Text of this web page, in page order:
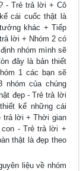
- Trẻ trả lời + Cô
cái cuốc thật là
khác + Tiếp
lời + Nhóm 2 có
nhóm mình sẽ
đây là bản thiết
1 các bạn sẽ
nhóm của chúng
đẹp - Trẻ trả lời
kế những cái
trả lời + Thời gian
- Trẻ trả lời +
thật là đẹp theo
liệu về nhóm